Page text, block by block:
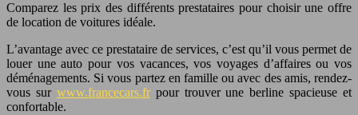
Comparez les prix des différents prestataires pour choisir une offre
de location de voitures idéale.
L’avantage avec ce prestataire de services, c’est qu’il vous permet de
louer une auto pour vos vacances, vos voyages d’affaires ou vos
déménagements. Si vous partez en famille ou avec des amis, rendez-
vous sur www.francecars.frpour trouver une berline spacieuse et
confortable.